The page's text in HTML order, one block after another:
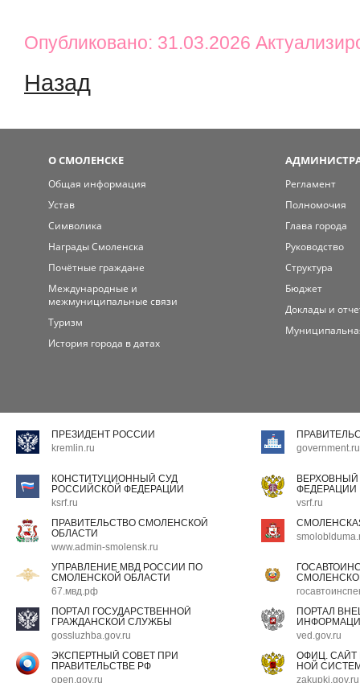
Опубликовано: 31.03.2026
Назад
О СМОЛЕНСКЕ
Общая информация
Устав
Символика
Награды Смоленска
Почётные граждане
Международные и
межмуниципальные связи
Туризм
История города в датах
Регламент
Полномочия
Глава города
Руководство
Структура
Бюджет
Доклады и
ПРЕЗИДЕНТ РОССИИ
kremlin.ru
government.ru
КОНСТИТУЦИОННЫЙ СУД
РОССИЙСКОЙ ФЕДЕРАЦИИ
ksrf.ru
ФЕДЕРАЦИИ
vsrf.ru
ПРАВИТЕЛЬСТВО СМОЛЕНСКОЙ
ОБЛАСТИ
www.admin-smolensk.ru
УПРАВЛЕНИЕ МВД РОССИИ ПО
СМОЛЕНСКОЙ ОБЛАСТИ
67.мвд.рф
ПОРТАЛ ГОСУДАРСТВЕННОЙ
ГРАЖДАНСКОЙ СЛУЖБЫ
gossluzhba.gov.ru
ПОРТАЛ
ved.gov.ru
ЭКСПЕРТНЫЙ СОВЕТ ПРИ
ПРАВИТЕЛЬСТВЕ РФ
open.gov.ru
ОФИЦ.
НОЙ
zakupki.gov.ru